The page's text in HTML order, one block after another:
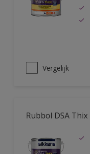
Vergelijk
Rubbol DSA Thix